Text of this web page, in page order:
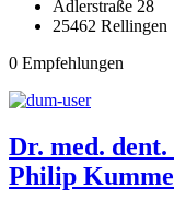
Adlerstraße 28
25462 Rellingen
0 Empfehlungen
Dr. med.
Philip